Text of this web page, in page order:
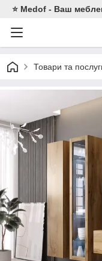
⭐ Medof - Ваш
Товари та